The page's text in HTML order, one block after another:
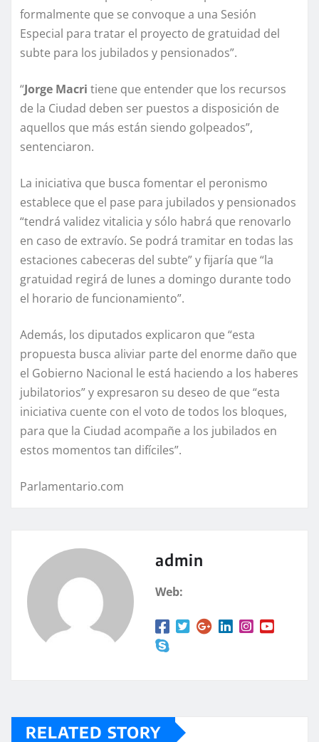
formalmente que se convoque a una Sesión
Especial para tratar el proyecto de gratuidad del
subte para los jubilados y pensionados”.
“Jorge Macri tiene que entender que los recursos
de la Ciudad deben ser puestos a disposición de
aquellos que más están siendo golpeados”,
sentenciaron.
La iniciativa que busca fomentar el peronismo
establece que el pase para jubilados y pensionados
“tendrá validez vitalicia y sólo habrá que renovarlo
en caso de extravío. Se podrá tramitar en todas las
estaciones cabeceras del subte” y fijaría que “la
gratuidad regirá de lunes a domingo durante todo
el horario de funcionamiento”.
Además, los diputados explicaron que “esta
propuesta busca aliviar parte del enorme daño que
el Gobierno Nacional le está haciendo a los haberes
jubilatorios” y expresaron su deseo de que “esta
iniciativa cuente con el voto de todos los bloques,
para que la Ciudad acompañe a los jubilados en
estos momentos tan difíciles”.
Parlamentario.com
admin
Web:
RELATED STORY